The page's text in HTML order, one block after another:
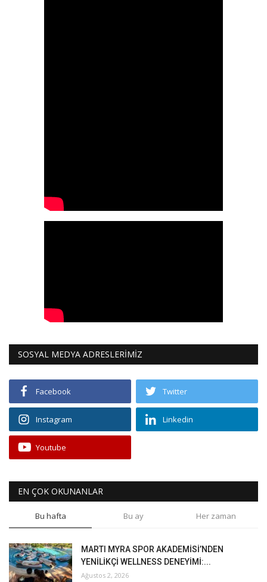
SOSYAL MEDYA ADRESLERİMİZ
Facebook Twitter
Instagram Linkedin
Youtube
EN ÇOK OKUNANLAR
Bu hafta Bu ay Her zaman
MARTI MYRA SPOR AKADEMİSİ’NDEN
YENİLİKÇİ WELLNESS DENEYİMİ:...
Ağustos 2, 2026